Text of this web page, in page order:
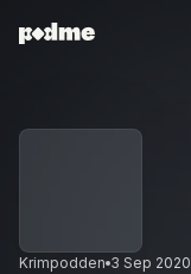
Krimpodden 3 Sep 2020